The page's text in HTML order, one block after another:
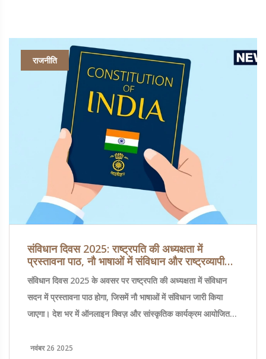
राजनीति
संविधान दिवस 2025: राष्ट्रपति की अध्यक्षता में
प्रस्तावना पाठ, नौ भाषाओं में संविधान और राष्ट्रव्यापी
जागरूकता कार्यक्रम
संविधान दिवस 2025 के अवसर पर राष्ट्रपति की अध्यक्षता में संविधान
सदन में प्रस्तावना पाठ होगा, जिसमें नौ भाषाओं में संविधान जारी किया
जाएगा। देश भर में ऑनलाइन क्विज़ और सांस्कृतिक कार्यक्रम आयोजित
नवंबर 26 2025